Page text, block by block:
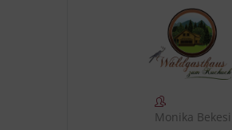
Monika Bekesi